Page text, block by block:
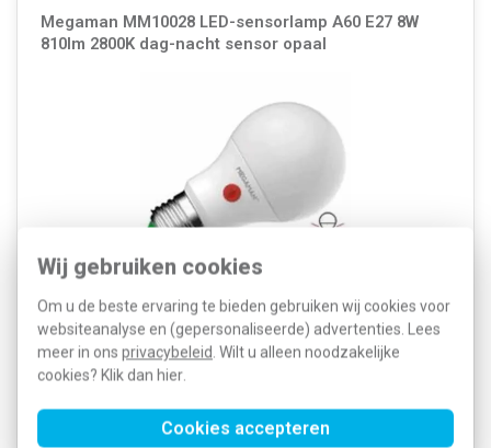
Wij gebruiken cookies
Om u de beste ervaring te bieden gebruiken wij cookies voor
websiteanalyse en (gepersonaliseerde) advertenties. Lees
meer in ons privacybeleid . Wilt u alleen noodzakelijke
cookies? Klik dan hier
Cookies accepteren
Megaman MM10028 LED-sensorlamp A60 E27 8W
810lm 2800K dag-nacht sensor opaal
Megaman MM10028 is een LED bol 8W met E27-fitting en Dual
Sensor. Schakelt automatisch in bij schemering en uit bij dageraad.
Geeft 810 lumen warmwit licht van 2800K en heeft een diameter
van 60mm.Meer informatie »
13,13
SKU:MM10028
4892657100280